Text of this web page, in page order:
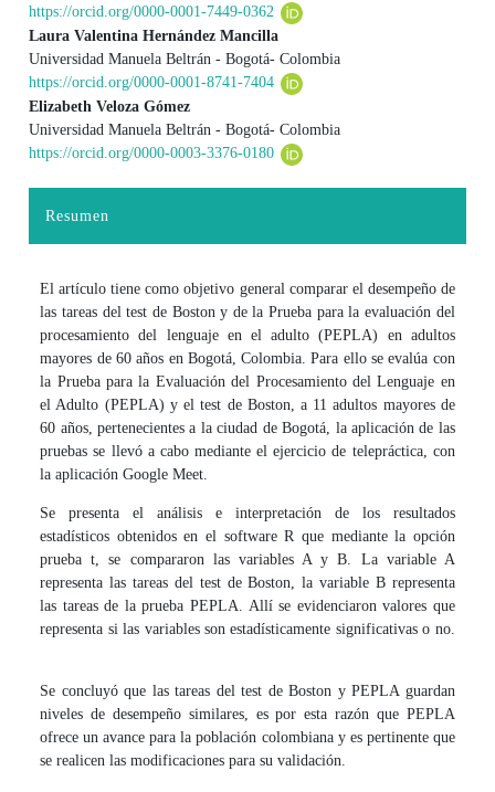
https://orcid.org/0000-0001-7449-0362
Laura Valentina Hernández Mancilla
Universidad Manuela Beltrán - Bogotá- Colombia
https://orcid.org/0000-0001-8741-7404
Elizabeth Veloza Gómez
Universidad Manuela Beltrán - Bogotá- Colombia
https://orcid.org/0000-0003-3376-0180
Resumen
El artículo tiene como objetivo general comparar el desempeño de
las tareas del test de Boston y de la Prueba para la evaluación del
procesamiento del lenguaje en el adulto (PEPLA) en adultos
mayores de 60 años en Bogotá, Colombia. Para ello se evalúa con
la Prueba para la Evaluación del Procesamiento del Lenguaje en
el Adulto (PEPLA) y el test de Boston, a 11 adultos mayores de
60 años, pertenecientes a la ciudad de Bogotá, la aplicación de las
pruebas se llevó a cabo mediante el ejercicio de telepráctica, con
la aplicación Google Meet.
Se presenta el análisis e interpretación de los resultados
estadísticos obtenidos en el software R que mediante la opción
prueba t, se compararon las variables A y B. La variable A
representa las tareas del test de Boston, la variable B representa
las tareas de la prueba PEPLA. Allí se evidenciaron valores que
representa si las variables son estadísticamente significativas o no.
Se concluyó que las tareas del test de Boston y PEPLA guardan
niveles de desempeño similares, es por esta razón que PEPLA
ofrece un avance para la población colombiana y es pertinente que
se realicen las modificaciones para su validación.